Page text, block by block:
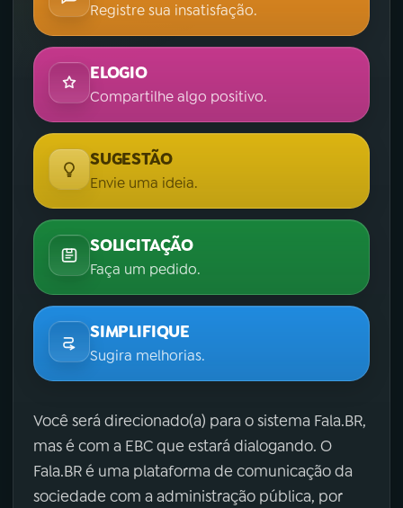
Registre sua insatisfação.
ELOGIO
Compartilhe algo positivo.
SUGESTÃO
Envie uma ideia.
SOLICITAÇÃO
Faça um pedido.
SIMPLIFIQUE
Sugira melhorias.
Você será direcionado(a) para o sistema Fala.BR,
mas é com a EBC que estará dialogando. O
Fala.BR é uma plataforma de comunicação da
sociedade com a administração pública, por